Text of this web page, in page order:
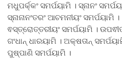
ମଧୁପର୍କ୍କଂ ସମର୍ପୟାମି । ସ୍ନାନଂ
ସ୍ନାନାନଂତରଂ ଆଚମନୀୟଂ ସମର୍ପୟାମି ।
ଵସ୍ତ୍ରୋତ୍ତରୀୟଂ ସମର୍ପୟାମି ।
ଗଂଧାନ୍ ଧାରୟାମି । ଅକ୍ଷତାନ୍
ପୁଷ୍ପାଣି ସମର୍ପୟାମି ।